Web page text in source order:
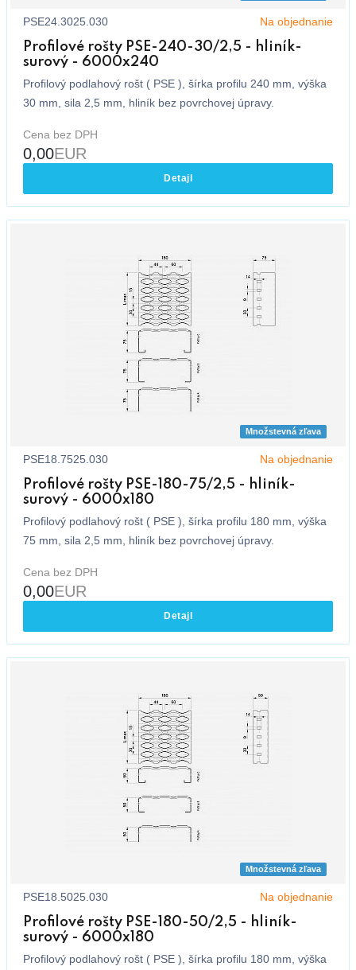
PSE24.3025.030 Na objednanie
Profilové rošty PSE-240-30/2,5 - hliník-
surový - 6000x240
Profilový podlahový rošt ( PSE ), šírka profilu 240 mm, výška
30 mm, sila 2,5 mm, hliník bez povrchovej úpravy.
Cena bez DPH
0,00EUR
Detajl
Množstevná zľava
PSE18.7525.030 Na objednanie
Profilové rošty PSE-180-75/2,5 - hliník-
surový - 6000x180
Profilový podlahový rošt ( PSE ), šírka profilu 180 mm, výška
75 mm, sila 2,5 mm, hliník bez povrchovej úpravy.
Cena bez DPH
0,00EUR
Detajl
Množstevná zľava
PSE18.5025.030 Na objednanie
Profilové rošty PSE-180-50/2,5 - hliník-
surový - 6000x180
Profilový podlahový rošt ( PSE ), šírka profilu 180 mm, výška